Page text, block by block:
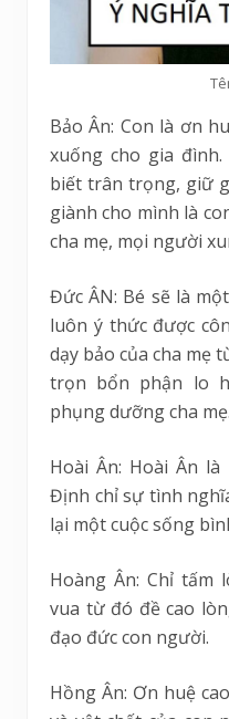
Bảo Ân: Con là ơn
xuống cho gia
biết trân trọng, giữ
giành cho mình là
cha mẹ, mọi người
Đức ÂN: Bé sẽ là
luôn ý thức được
dạy bảo của cha mẹ
trọn bổn phận lo
phụng dưỡng cha mẹ.
Hoài Ân: Hoài Ân
Định chỉ sự tình
lại một cuộc sống
Hoàng Ân: Chỉ tấm
vua từ đó đề cao
đạo đức con người.
Hồng Ân: Ơn huệ